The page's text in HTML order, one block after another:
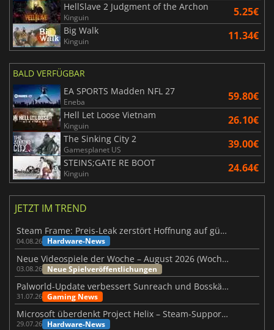
HellSlave 2 Judgment of the Archon
Kinguin 5.25€
Big Walk
Kinguin 11.34€
BALD VERFÜGBAR
EA SPORTS Madden NFL 27
Eneba 59.80€
Hell Let Loose Vietnam
Kinguin 26.10€
The Sinking City 2
Gamesplanet US 39.00€
STEINS;GATE RE BOOT
Kinguin 24.64€
JETZT IM TREND
Steam Frame: Preis-Leak zerstört Hoffnung auf günstiges VR-Headset
04.08.26 Hardware-News
Neue Videospiele der Woche – August 2026 (Woche 32)
03.08.26 Neue Spielveröffentlichungen
Palworld-Update verbessert Sunreach und Bosskämpfe deutlich
31.07.26 Gaming News
Microsoft überdenkt Project Helix – Steam-Support gefährdet
29.07.26 Hardware-News